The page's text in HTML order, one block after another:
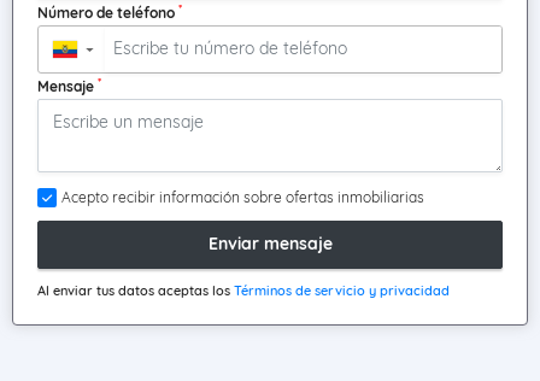
Número de teléfono *
▼
Mensaje *
Acepto recibir información sobre ofertas inmobiliarias
Enviar mensaje
Al enviar tus datos aceptas los Términos de servicio y privacidad